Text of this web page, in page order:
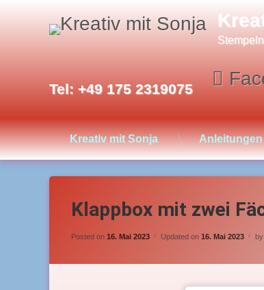
Tel: +49 175 2319075
Kreativ mit Sonja Anleitungen
Klappbox mit zwei
Posted on 16. Mai 2023 Updated on 16. Mai 2023 by